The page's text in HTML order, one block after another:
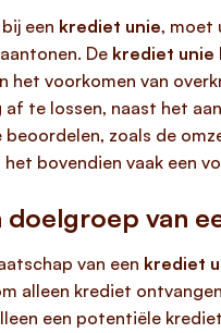
een krediet unie, moet
De krediet unie
het voorkomen van
te lossen, naast het
zoals de
bovendien vaak een
doelgroep van
van een krediet
alleen krediet
een potentiële